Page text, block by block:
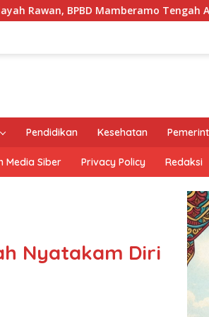
Tengah Arahkan Pembentukan
Pendidikan Kesehatan
Media Siber Privacy Policy Redaksi
Nyatakam Diri